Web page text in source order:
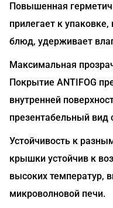
Повышенная
прилегает к
блюд, удерживает
Максимальная
Покрытие ANTIFOG
внутренней
презентабельный вид
Устойчивость к
крышки устойчив к
высоких температур,
микроволновой печи.